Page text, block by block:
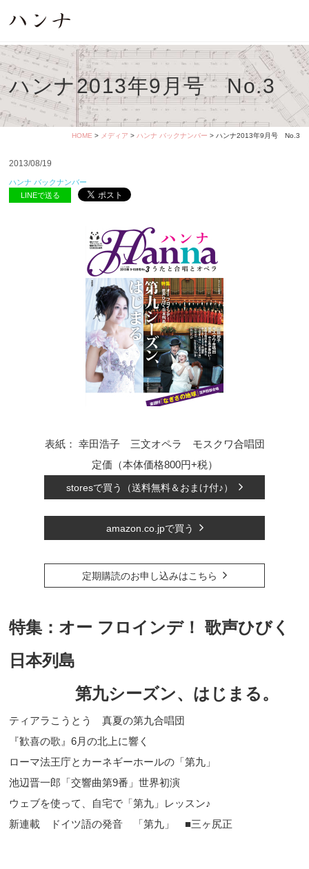
ハンナ2013年9月号 No.3
HOME > メディア > ハンナ バックナンバー > ハンナ2013年9月号 No.3
2013/08/19
ハンナ バックナンバー
LINEで送る
表紙： 幸田浩子 三文オペラ モスクワ合唱団
定価（本体価格800円+税）
storesで買う（送料無料＆おまけ付♪）
amazon.co.jpで買う
定期購読のお申し込みはこちら
特集：オー フロインデ！ 歌声ひびく
日本列島
第九シーズン、はじまる。
ティアラこうとう 真夏の第九合唱団
『歓喜の歌』6月の北上に響く
ローマ法王庁とカーネギーホールの「第九」
池辺晋一郎「交響曲第9番」世界初演
ウェブを使って、自宅で「第九」レッスン♪
新連載 ドイツ語の発音 「第九」 ■三ヶ尻正